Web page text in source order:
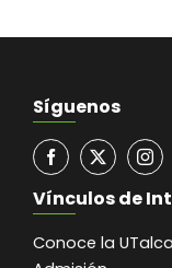
Síguenos
Vínculos de
Conoce la UTalca